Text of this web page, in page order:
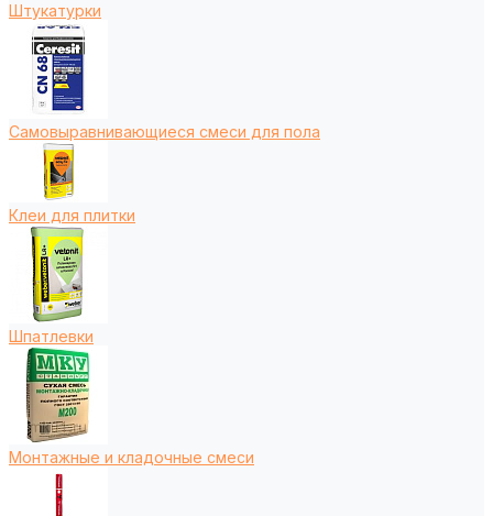
Штукатурки
Самовыравнивающиеся смеси для пола
Клеи для плитки
Шпатлевки
Монтажные и кладочные смеси